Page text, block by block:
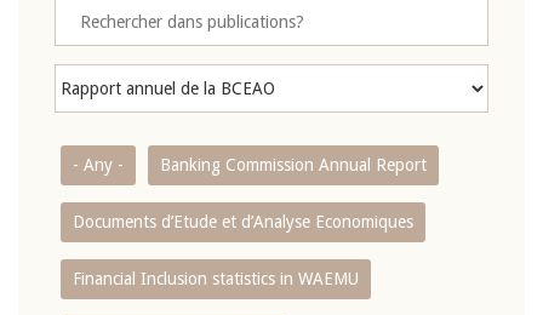
- Any - Banking Commission Annual Report
Documents d’Etude et d’Analyse Economiques
Financial Inclusion statistics in WAEMU